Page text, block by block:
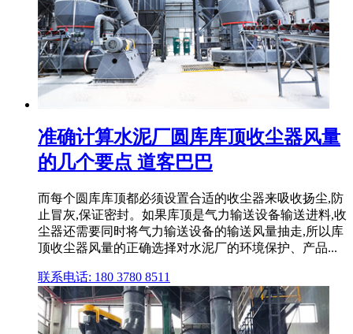
准确计算水泥厂圆库库顶收尘器风量
的几个要点 道客巴巴
而每个圆库库顶都必须设置合适的收尘器来吸收扬尘,防
止冒灰,保证密封。如果库顶是气力输送设备输送进料,收
尘器还需要同时将气力输送设备的输送风量抽走,所以库
顶收尘器风量的正确选择对水泥厂的环境保护、产品...
联系电话: 180 3780 8511